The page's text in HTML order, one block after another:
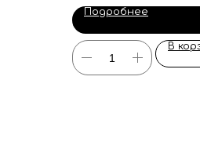
Подробнее
В